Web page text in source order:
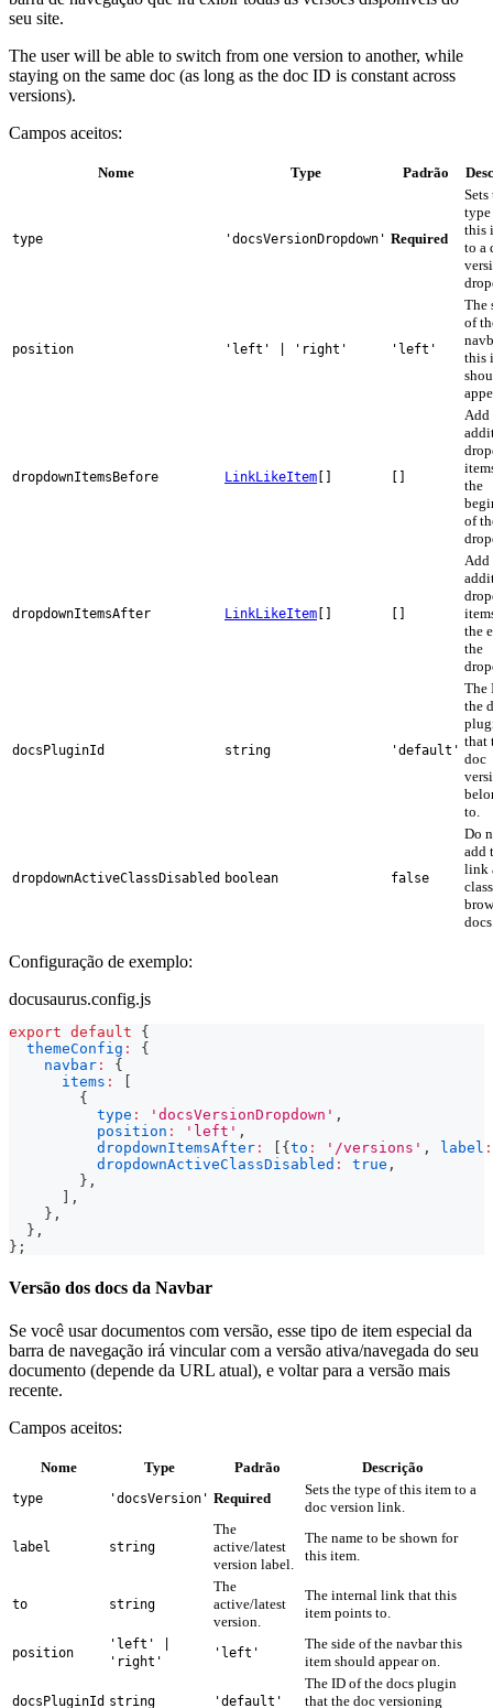
seu site.
The user will be able to switch from one version to another, while
staying on the same doc (as long as the doc ID is constant across
versions).
Campos aceitos:
Nome Type Padrão
type 'docsVersionDropdown' Required
Sets
this
to a
position 'left' | 'right' 'left'
The
of
this
dropdownItemsBefore LinkLikeItem [] []
Add
the
of
dropdownItemsAfter LinkLikeItem [] []
Add
the
the
docsPluginId string 'default'
The
the
that
doc
to.
dropdownActiveClassDisabled boolean false
Do
add
link
Configuração de exemplo:
docusaurus.config.js
export default
{
themeConfig :
{
navbar :
{
items :
[
{
type : 'docsVersionDropdown' ,
position : 'left' ,
dropdownItemsAfter : [ {to : '/versions' , label :
dropdownActiveClassDisabled : true ,
} ,
] ,
} ,
} ,
} ;
Versão dos docs da Navbar
Se você usar documentos com versão, esse tipo de item especial da
barra de navegação irá vincular com a versão ativa/navegada do seu
documento (depende da URL atual), e voltar para a versão mais
recente.
Campos aceitos:
Nome Type Padrão Descrição
type 'docsVersion' Required
Sets the type of this item to a
doc version link.
label string
The
active/latest
version label.
The name to be shown for
this item.
to string
The
active/latest
version.
The internal link that this
item points to.
position
'left' |
'right'
'left'
The side of the navbar this
item should appear on.
docsPluginId string 'default'
The ID of the docs plugin
that the doc versioning